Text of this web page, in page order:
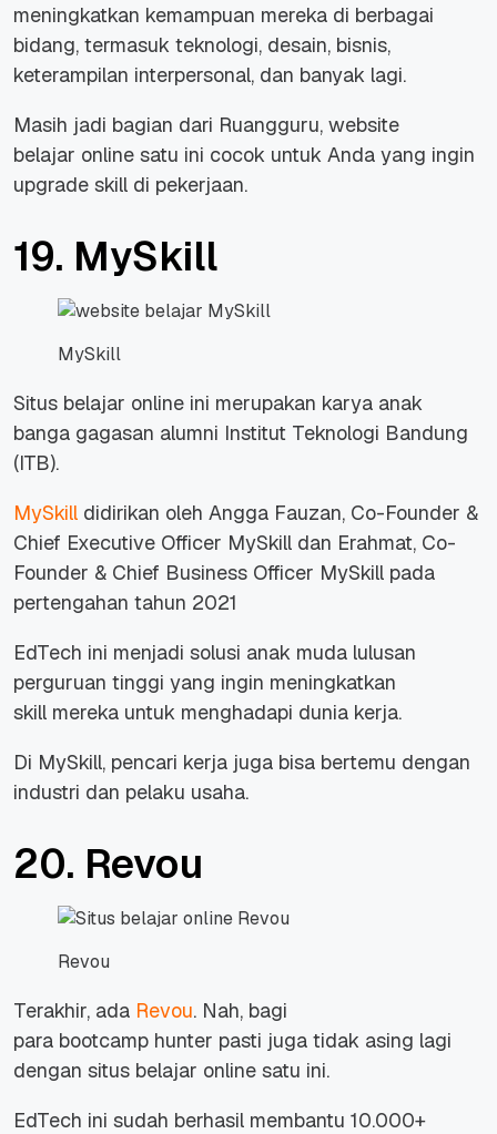
meningkatkan kemampuan mereka di berbagai
bidang, termasuk teknologi, desain, bisnis,
keterampilan interpersonal, dan banyak lagi.
Masih jadi bagian dari Ruangguru, website
belajar online satu ini cocok untuk Anda yang ingin
upgrade skill di pekerjaan.
19. MySkill
MySkill
Situs belajar online ini merupakan karya anak
banga gagasan alumni Institut Teknologi Bandung
(ITB).
MySkill didirikan oleh Angga Fauzan, Co-Founder &
Chief Executive Officer MySkill dan Erahmat, Co-
Founder & Chief Business Officer MySkill pada
pertengahan tahun 2021
EdTech ini menjadi solusi anak muda lulusan
perguruan tinggi yang ingin meningkatkan
skill mereka untuk menghadapi dunia kerja.
Di MySkill, pencari kerja juga bisa bertemu dengan
industri dan pelaku usaha.
20. Revou
Revou
Terakhir, ada Revou. Nah, bagi
para bootcamp hunter pasti juga tidak asing lagi
dengan situs belajar online satu ini.
EdTech ini sudah berhasil membantu 10.000+